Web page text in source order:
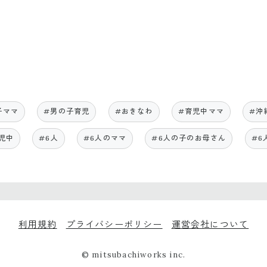
マ #男の子育児 #おきなわ #育児中ママ #沖
中 #6人 #6人のママ #6人の子のお母さん #6
利用規約 プライバシーポリシー 運営会社について
© mitsubachiworks inc.